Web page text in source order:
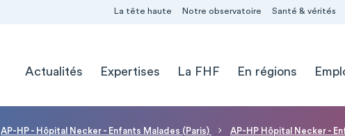
La tête haute Notre observatoire Santé & vérités
Actualités
Expertises La FHF En régions
AP-HP - Hôpital Necker - Enfants Malades (Paris) AP-HP Hôpital Necker -